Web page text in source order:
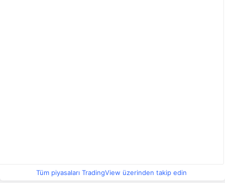
Tüm piyasaları TradingView üzerinden takip edin